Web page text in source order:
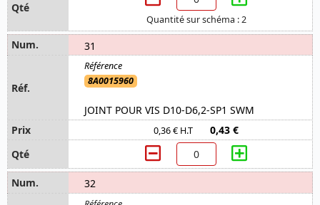
Quantité sur schéma : 2
31
8A0015960
JOINT POUR VIS D10-D6,2-SP1 SWM
0,36 € H.T 0,43 €
32